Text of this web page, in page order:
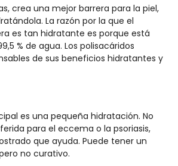
crea una mejor barrera para la piel,
La razón por la que el
es tan hidratante es porque está
% de agua. Los polisacáridos
de sus beneficios hidratantes y
es una pequeña hidratación. No
para el eccema o la psoriasis,
que ayuda. Puede tener un
no curativo.